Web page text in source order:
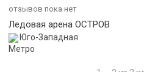
отзывов пока нет
Ледовая арена ОСТРОВ
Юго-Западная